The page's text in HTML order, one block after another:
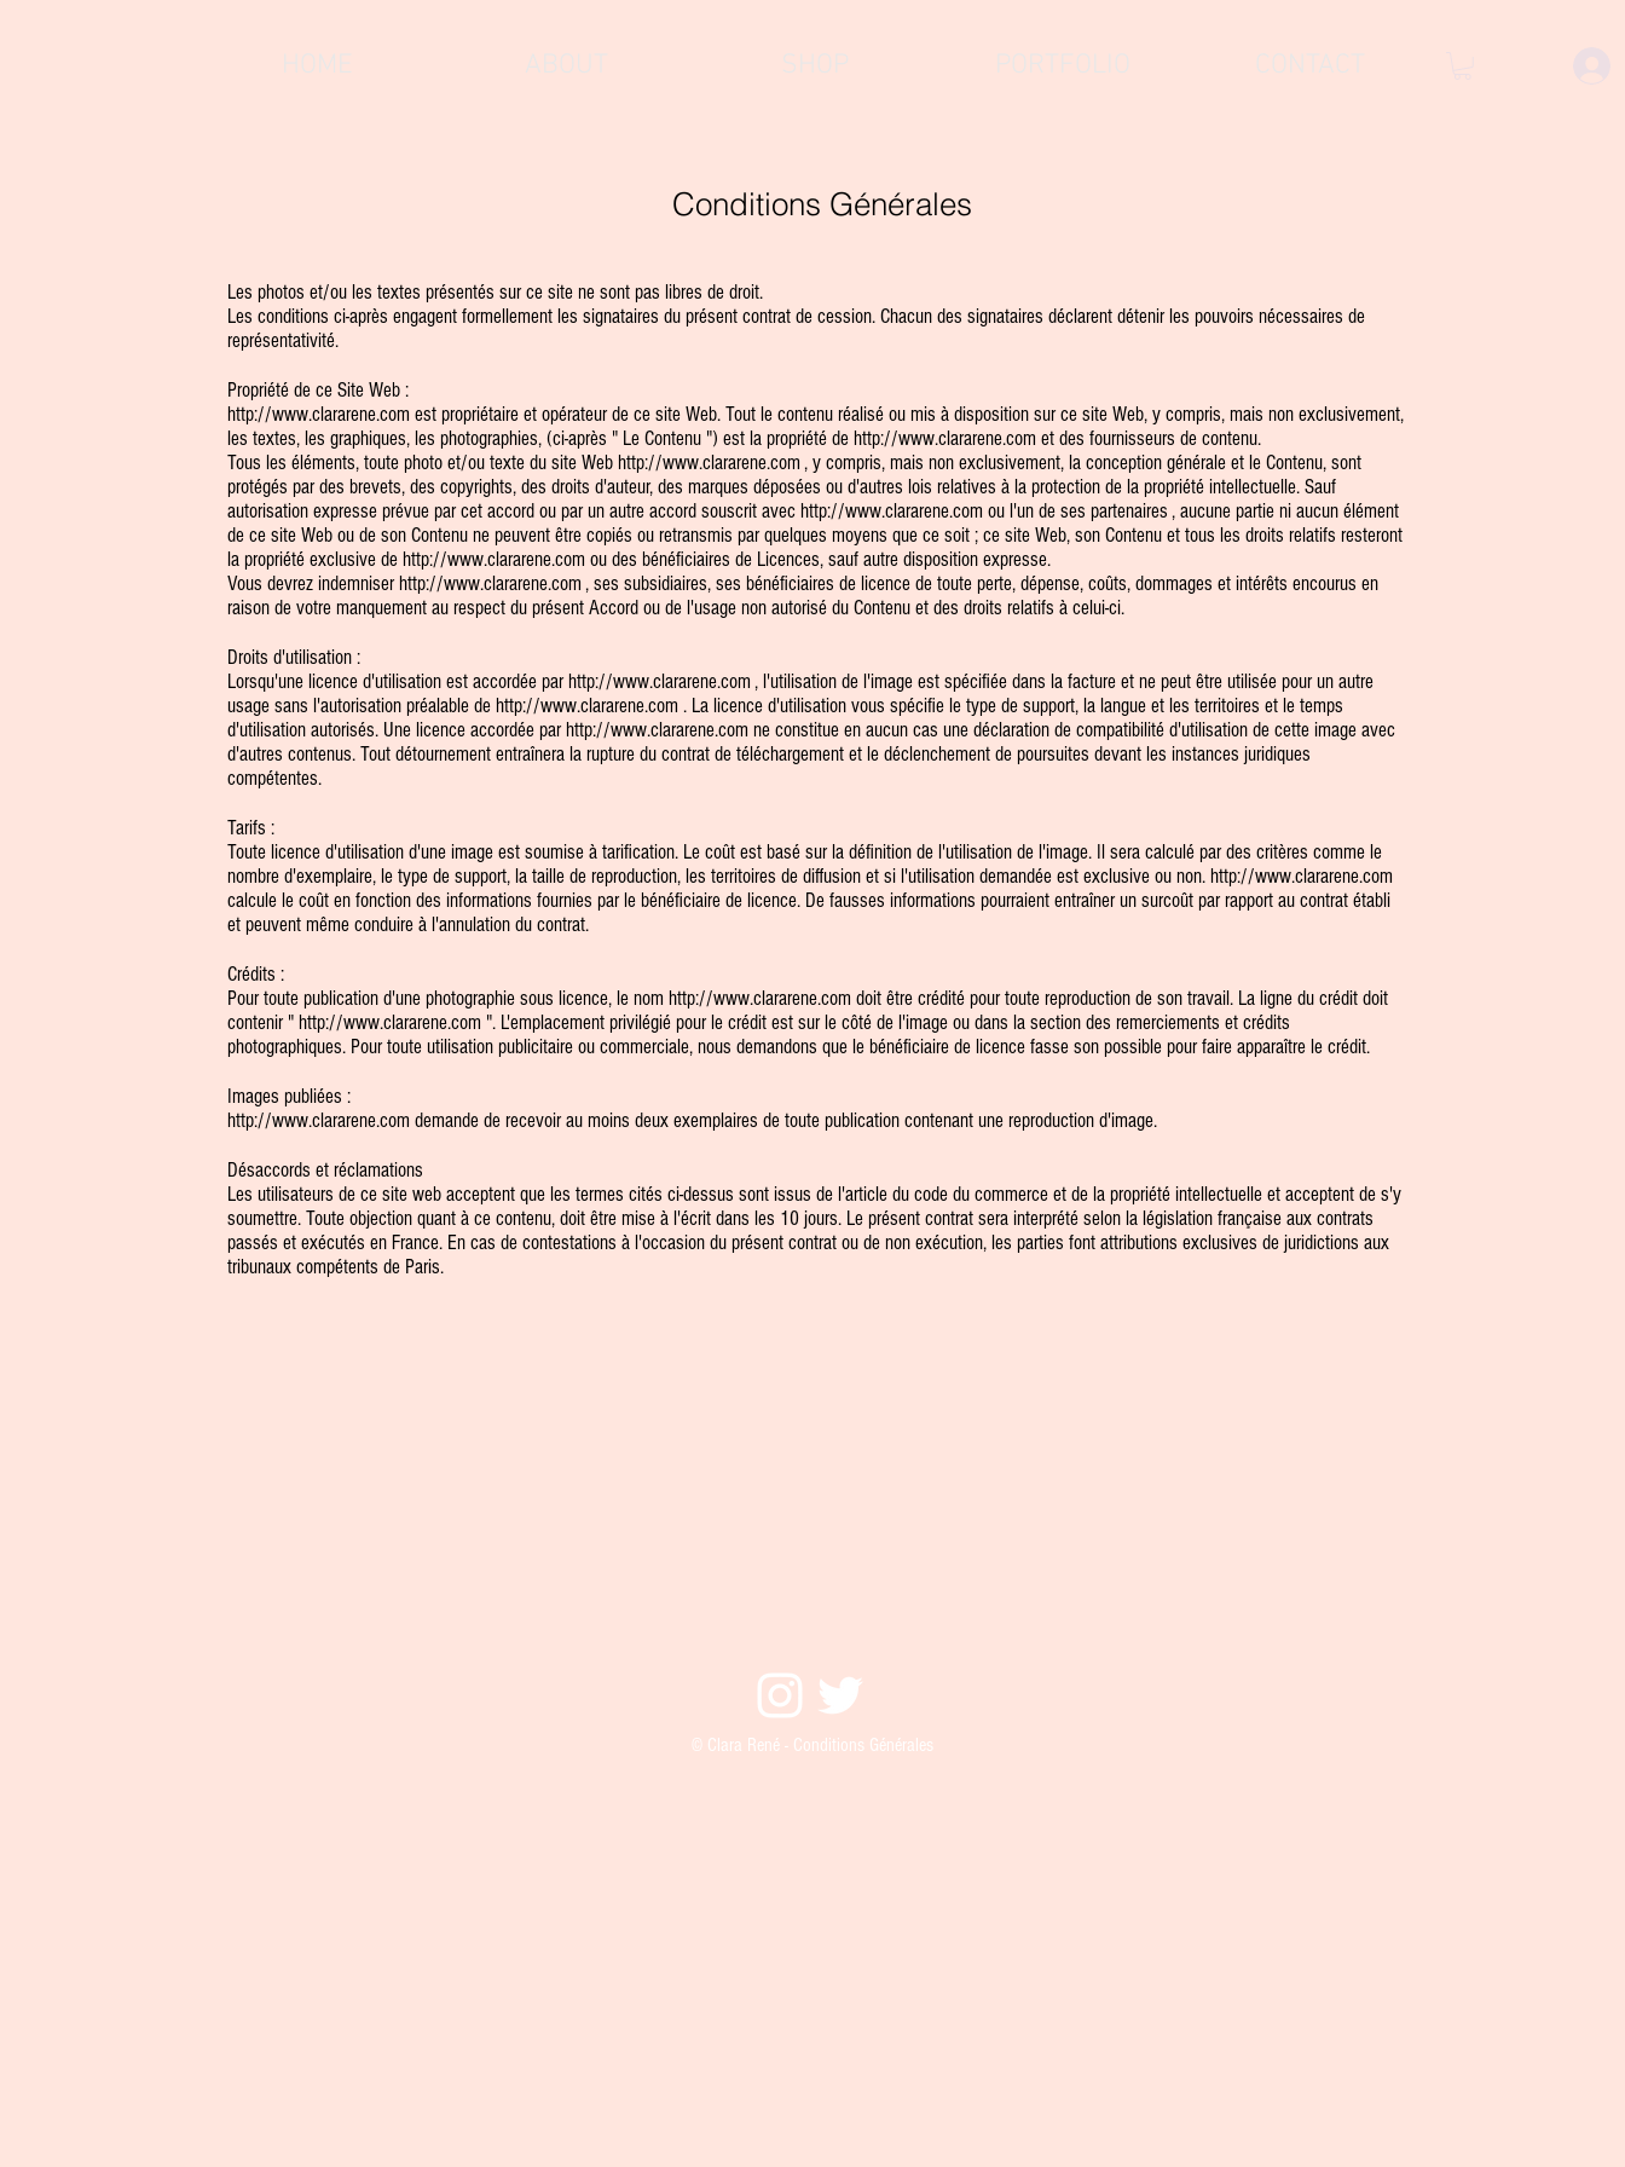
Conditions Générales
Les photos et/ou les textes présentés sur ce site ne sont pas libres de droit.
Les conditions ci-après engagent formellement les signataires du présent contrat de cession. Chacun des signataires déclarent détenir les pouvoirs nécessaires de
représentativité.
Propriété de ce Site Web :
http://www.clararene.com est propriétaire et opérateur de ce site Web. Tout le contenu réalisé ou mis à disposition sur ce site Web, y compris, mais non exclusivement,
les textes, les graphiques, les photographies, (ci-après " Le Contenu ") est la propriété de http://www.clararene.com et des fournisseurs de contenu.
Tous les éléments, toute photo et/ou texte du site Web http://www.clararene.com , y compris, mais non exclusivement, la conception générale et le Contenu, sont
protégés par des brevets, des copyrights, des droits d'auteur, des marques déposées ou d'autres lois relatives à la protection de la propriété intellectuelle. Sauf
autorisation expresse prévue par cet accord ou par un autre accord souscrit avec http://www.clararene.com ou l'un de ses partenaires , aucune partie ni aucun élément
de ce site Web ou de son Contenu ne peuvent être copiés ou retransmis par quelques moyens que ce soit ; ce site Web, son Contenu et tous les droits relatifs resteront
la propriété exclusive de http://www.clararene.com ou des bénéficiaires de Licences, sauf autre disposition expresse.
Vous devrez indemniserhttp://www.clararene.com , ses subsidiaires, ses bénéficiaires de licence de toute perte, dépense, coûts, dommages et intérêts encourus en
raison de votre manquement au respect du présent Accord ou de l'usage non autorisé du Contenu et des droits relatifs à celui-ci.
Droits d'utilisation :
Lorsqu'une licence d'utilisation est accordée parhttp://www.clararene.com , l'utilisation de l'image est spécifiée dans la facture et ne peut être utilisée pour un autre
usage sans l'autorisation préalable de http://www.clararene.com . La licence d'utilisation vous spécifie le type de support, la langue et les territoires et le temps
d'utilisation autorisés. Une licence accordée parhttp://www.clararene.com ne constitue en aucun cas une déclaration de compatibilité d'utilisation de cette image avec
d'autres contenus. Tout détournement entraînera la rupture du contrat de téléchargement et le déclenchement de poursuites devant les instances juridiques
compétentes.
Tarifs :
Toute licence d'utilisation d'une image est soumise à tarification. Le coût est basé sur la définition de l'utilisation de l'image. Il sera calculé par des critères comme le
nombre d'exemplaire, le type de support, la taille de reproduction, les territoires de diffusion et si l'utilisation demandée est exclusive ou non. http://www.clararene.com
calcule le coût en fonction des informations fournies par le bénéficiaire de licence. De fausses informations pourraient entraîner un surcoût par rapport au contrat établi
et peuvent même conduire à l'annulation du contrat.
Crédits :
Pour toute publication d'une photographie sous licence, le nom http://www.clararene.com doit être crédité pour toute reproduction de son travail. La ligne du crédit doit
contenir " http://www.clararene.com ". L'emplacement privilégié pour le crédit est sur le côté de l'image ou dans la section des remerciements et crédits
photographiques. Pour toute utilisation publicitaire ou commerciale, nous demandons que le bénéficiaire de licence fasse son possible pour faire apparaître le crédit.
Images publiées :
http://www.clararene.com demande de recevoir au moins deux exemplaires de toute publication contenant une reproduction d'image.
Désaccords et réclamations
Les utilisateurs de ce site web acceptent que les termes cités ci-dessus sont issus de l'article du code du commerce et de la propriété intellectuelle et acceptent de s'y
soumettre. Toute objection quant à ce contenu, doit être mise à l'écrit dans les 10 jours. Le présent contrat sera interprété selon la législation française aux contrats
passés et exécutés en France. En cas de contestations à l'occasion du présent contrat ou de non exécution, les parties font attributions exclusives de juridictions aux
tribunaux compétents de Paris.
© Clara René - Conditions Générales